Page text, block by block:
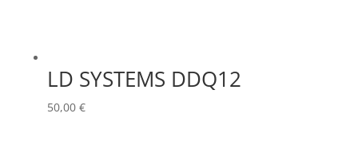
LD SYSTEMS DDQ12
50,00 €